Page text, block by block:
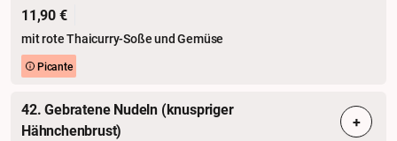
11,90 €
mit rote Thaicurry-Soße und Gemüse
Picante
42. Gebratene Nudeln (knuspriger
Hähnchenbrust)
+